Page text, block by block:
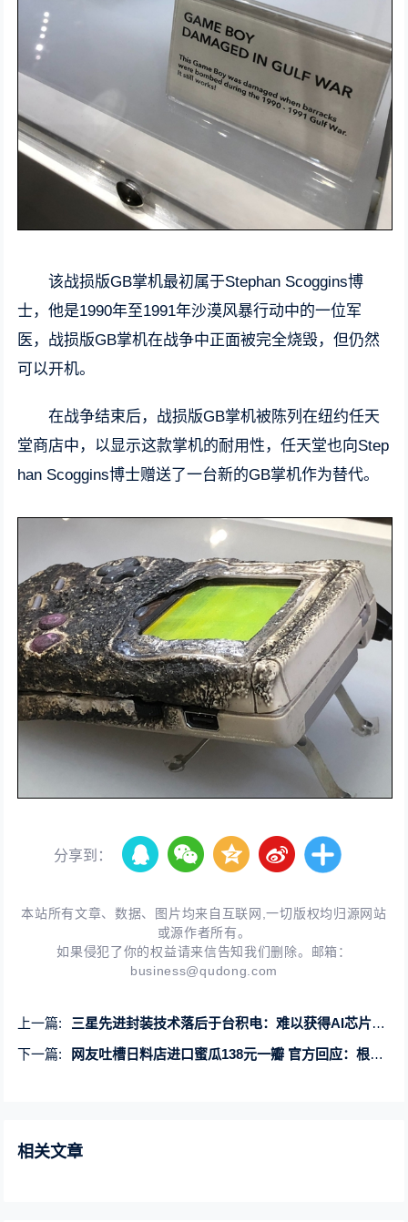
该战损版GB掌机最初属于Stephan Scoggins博
士，他是1990年至1991年沙漠风暴行动中的一位军
医，战损版GB掌机在战争中正面被完全烧毁，但仍然
可以开机。
在战争结束后，战损版GB掌机被陈列在纽约任天
堂商店中，以显示这款掌机的耐用性，任天堂也向Step
han Scoggins博士赠送了一台新的GB掌机作为替代。
分享到：
本站所有文章、数据、图片均来自互联网,一切版权均归源网站
或源作者所有。
如果侵犯了你的权益请来信告知我们删除。邮箱：
business@qudong.com
上一篇:
三星先进封装技术落后于台积电：难以获得AI芯片订单
下一篇:
网友吐槽日料店进口蜜瓜138元一瓣 官方回应：根本没有进口
相关文章